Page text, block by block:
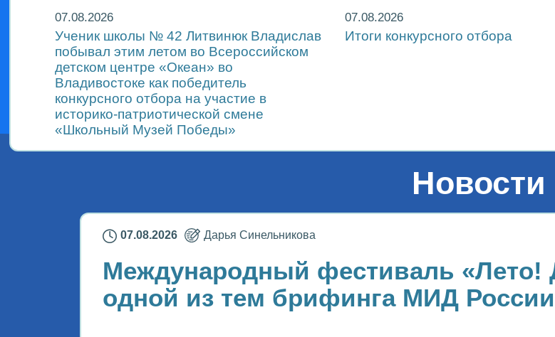
07.08.2026
Ученик школы № 42 Литвинюк Владислав
побывал этим летом во Всероссийском
детском центре «Океан» во
Владивостоке как победитель
конкурсного отбора на участие в
историко-патриотической смене
«Школьный Музей Победы»
07.08.2026
Итоги конкурсного отбора
Новости
07.08.2026 Дарья Синельникова
Международный фестиваль «Лето!
одной из тем брифинга МИД России